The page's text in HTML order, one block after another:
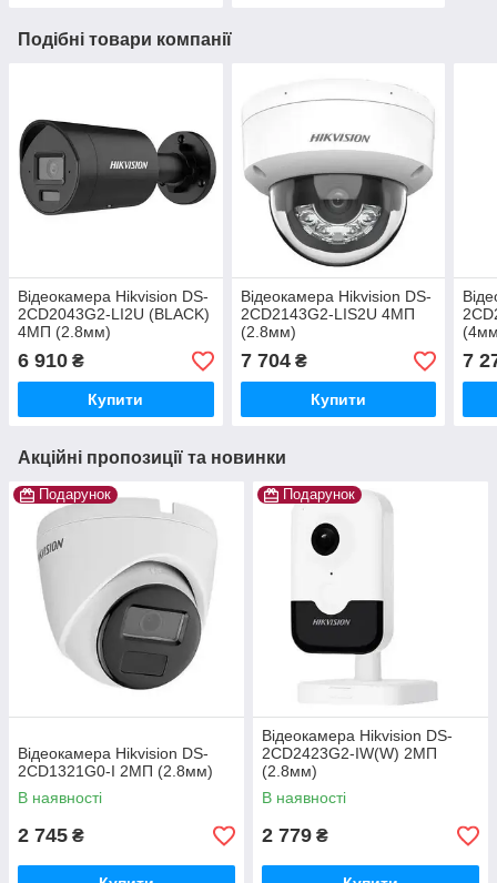
Подібні товари компанії
Відеокамера Hikvision DS-
2CD2043G2-LI2U (BLACK)
4МП (2.8мм)
6 910 ₴
Купити
Відеокамера Hikvision DS-
2CD2143G2-LIS2U 4МП
(2.8мм)
7 704₴
Купити
7
Акційні пропозиції та новинки
Подарунок
Відеокамера Hikvision DS-
2CD1321G0-I 2МП (2.8мм)
В наявності
2 745 ₴
Подарунок
Відеокамера Hikvision DS-
2CD2423G2-IW(W) 2МП
(2.8мм)
В наявності
2 779 ₴